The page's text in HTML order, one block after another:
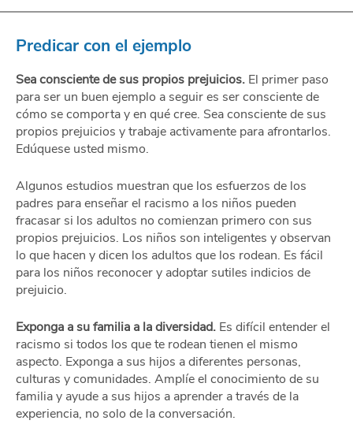
Predicar con el ejemplo
Sea consciente de sus propios prejuicios. El primer paso
para ser un buen ejemplo a seguir es ser consciente de
cómo se comporta y en qué cree. Sea consciente de sus
propios prejuicios y trabaje activamente para afrontarlos.
Edúquese usted mismo.
Algunos estudios muestran que los esfuerzos de los
padres para enseñar el racismo a los niños pueden
fracasar si los adultos no comienzan primero con sus
propios prejuicios. Los niños son inteligentes y observan
lo que hacen y dicen los adultos que los rodean. Es fácil
para los niños reconocer y adoptar sutiles indicios de
prejuicio.
Exponga a su familia a la diversidad. Es difícil entender el
racismo si todos los que te rodean tienen el mismo
aspecto. Exponga a sus hijos a diferentes personas,
culturas y comunidades. Amplíe el conocimiento de su
familia y ayude a sus hijos a aprender a través de la
experiencia, no solo de la conversación.